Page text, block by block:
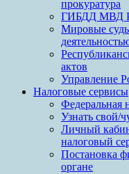
прокуратура
ГИБДД МВД
Мировые
актов
Управление
Налоговые сервисы
Федеральная
Узнать
Личный
налоговый
Постановка
органе